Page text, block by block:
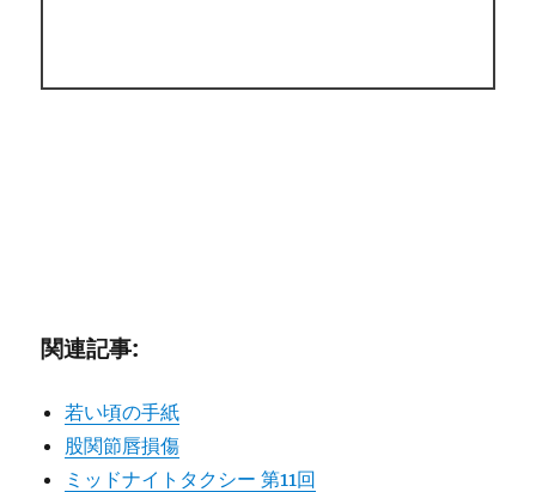
関連記事:
若い頃の手紙
股関節唇損傷
ミッドナイトタクシー 第11回